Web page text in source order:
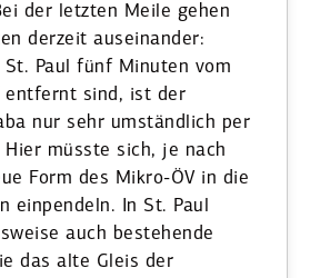
der letzten Meile gehen
derzeit ausein­ander:
Paul fünf Minuten vom
entfernt sind, ist der
nur sehr umständlich per
Hier müsste sich, je nach
Form des Mikro-ÖV in die
einpendeln. In St. Paul
auch bestehende
das alte Gleis der